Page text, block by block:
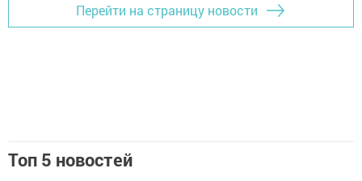
Перейти на страницу новости
Топ 5 новостей